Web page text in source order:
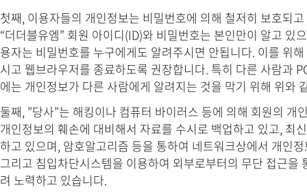
첫째, 이용자들의 개인정보는 비밀번호에 의해 철저히 보호되
“더더블유엠” 회원 아이디(ID)와 비밀번호는 본인만이 알고
용자는 비밀번호를 누구에게도 알려주시면 안됩니다. 이를 위
시고 웹브라우저를 종료하도록 권장합니다. 특히 다른 사람과
에는 개인정보가 다른 사람에게 알려지는 것을 막기 위해 위와
둘째, ”당사”는 해킹이나 컴퓨터 바이러스 등에 의해 회원의
개인정보의 훼손에 대비해서 자료를 수시로 백업하고 있고, 최
하고 있으며, 암호알고리즘 등을 통하여 네트워크상에서 개인
그리고 침입차단시스템을 이용하여 외부로부터의 무단 접근
려 노력하고 있습니다.